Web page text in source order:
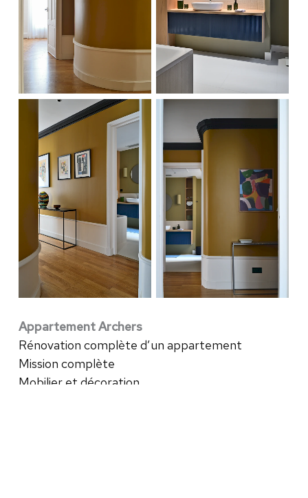
Appartement Archers
Rénovation complète d’un appartement
Mission complète
Mobilier et décoration